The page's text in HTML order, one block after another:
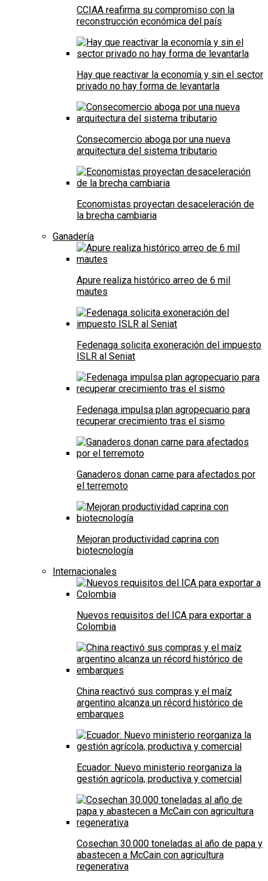
CCIAA reafirma su compromiso con la
reconstrucción económica del país
Hay que reactivar la economía y sin el sector
privado no hay forma de levantarla
Consecomercio aboga por una nueva
arquitectura del sistema tributario
Economistas proyectan desaceleración de
la brecha cambiaria
Ganadería
Apure realiza histórico arreo de 6 mil
mautes
Fedenaga solicita exoneración del impuesto
ISLR al Seniat
Fedenaga impulsa plan agropecuario para
recuperar crecimiento tras el sismo
Ganaderos donan carne para afectados por
el terremoto
Mejoran productividad caprina con
biotecnología
Internacionales
Nuevos requisitos del ICA para exportar a
Colombia
China reactivó sus compras y el maíz
argentino alcanza un récord histórico de
embarques
Ecuador: Nuevo ministerio reorganiza la
gestión agrícola, productiva y comercial
Cosechan 30.000 toneladas al año de papa y
abastecen a McCain con agricultura
regenerativa